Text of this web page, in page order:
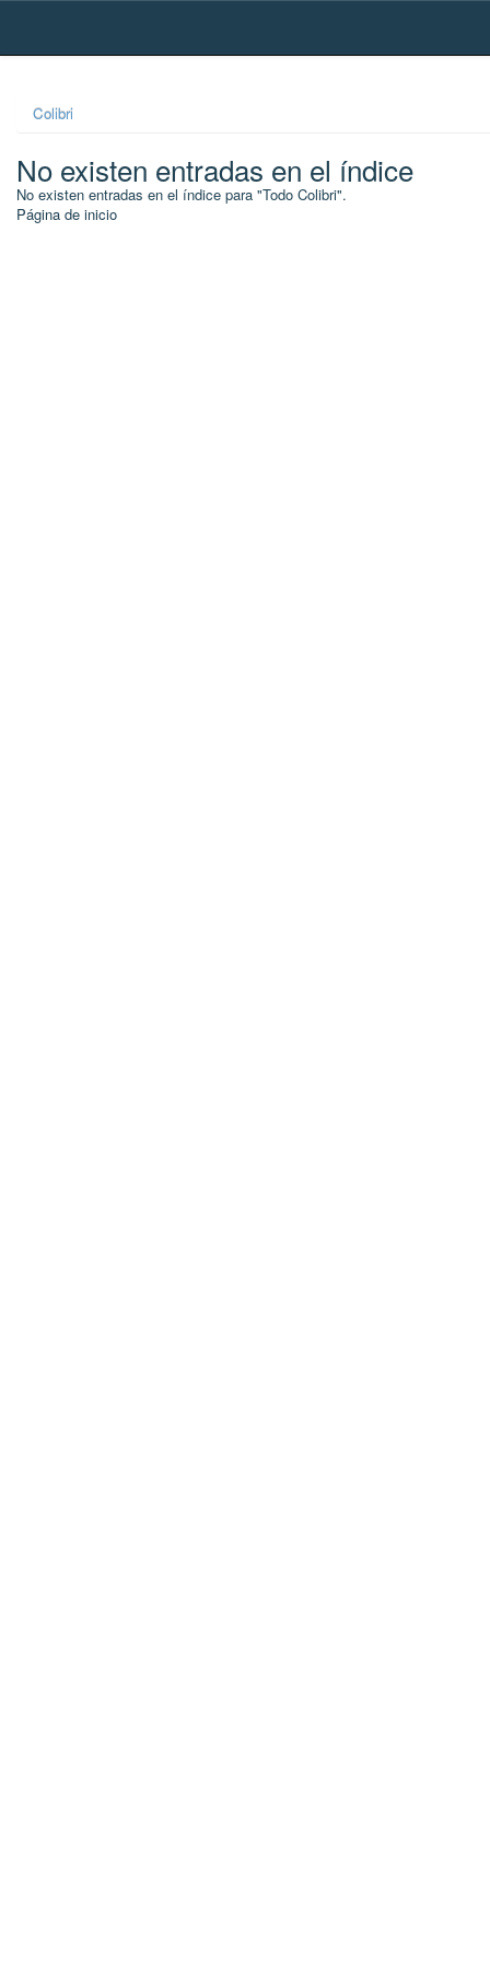
Skip
Colibri
No existen entradas en el índice
No existen entradas en el índice para "Todo Colibri".
Página de inicio